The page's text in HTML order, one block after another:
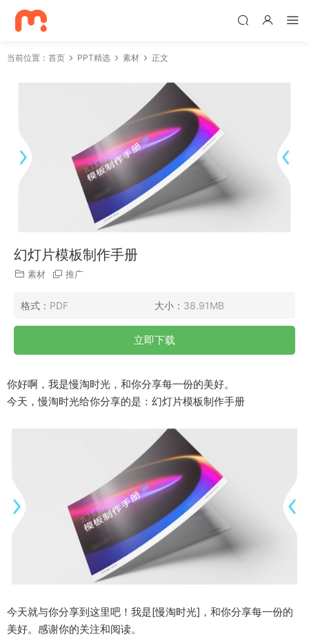
当前位置： 首页 PPT精选 素材 正文
幻灯片模板制作手册
素材 推广
格式： PDF 大小： 38.91MB
立即下载
你好啊，我是慢淘时光，和你分享每一份的美好。
今天，慢淘时光给你分享的是：幻灯片模板制作手册
今天就与你分享到这里吧！我是[慢淘时光]，和你分享每一份的
美好。感谢你的关注和阅读。